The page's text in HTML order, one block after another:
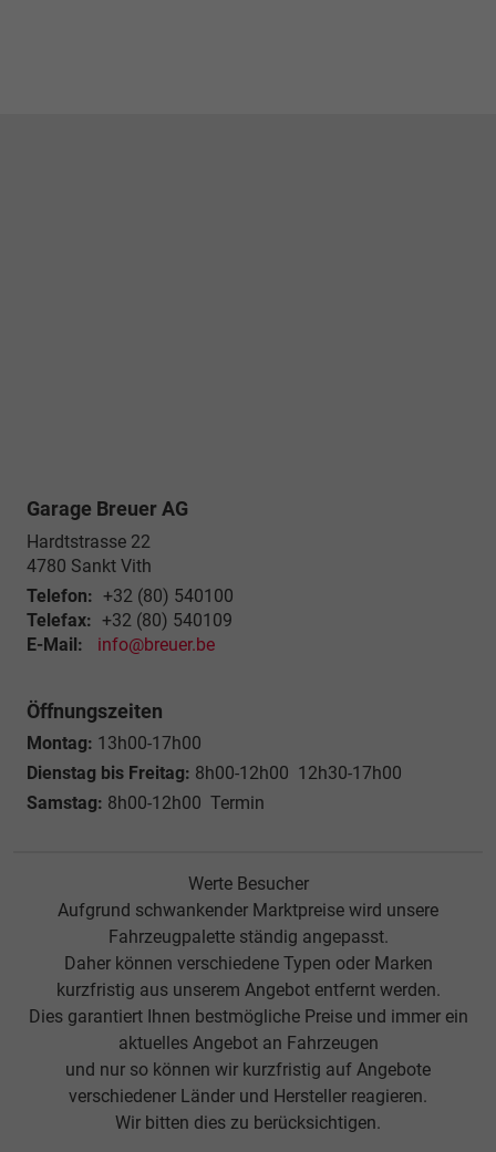
Garage Breuer AG
Hardtstrasse 22
4780 Sankt Vith
Telefon: +32 (80) 540100
Telefax: +32 (80) 540109
E-Mail:
info@breuer.be
Öffnungszeiten
Montag: 13h00-17h00
Dienstag bis Freitag: 8h00-12h00 12h30-17h00
Samstag: 8h00-12h00 Termin
Werte Besucher
Aufgrund schwankender Marktpreise wird unsere
Fahrzeugpalette ständig angepasst.
Daher können verschiedene Typen oder Marken
kurzfristig aus unserem Angebot entfernt werden.
Dies garantiert Ihnen bestmögliche Preise und immer ein
aktuelles Angebot an Fahrzeugen
und nur so können wir kurzfristig auf Angebote
verschiedener Länder und Hersteller reagieren.
Wir bitten dies zu berücksichtigen.